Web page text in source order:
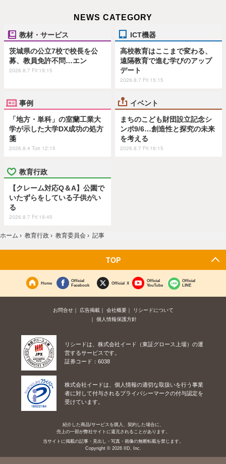
NEWS CATEGORY
教材・サービス
茨城県の公立7校で校長を公
募、教員免許不問…エン
2026.8.7 Fri 19:15
ICT機器
高校教育はここまで変わる、
遠隔教育で進む学びのアップ
デート
2026.8.7 Fri 15:15
事例
「地方・単科」の室蘭工業大
学が示した大学DX成功の処方
箋
2026.8.4 Tue 12:15
イベント
まちのこども財団設立記念シ
ンポ9/6…創造性と探究の未来
を考える
2026.8.7 Fri 16:15
教育行政
【クレーム対応Q＆A】公園で
いたずらをしている子供がい
る
2026.8.7 Fri 19:45
ホーム › 教育行政 › 教育委員会 › 記事
TOP
Home
Official
Facebook
Official X
Official
YouTube
Official
LINE
お問合せ 広告掲載 会社概要
リシードについて
個人情報保護方針
リシードは、株式会社イード（東証グロース上場）の運
営するサービスです。
証券コード：6038
株式会社イードは、個人情報の適切な取扱いを行う事業
者に対して付与されるプライバシーマークの付与認定を
受けています。
紹介した商品/サービスを購入、契約した場合に、
売上の一部が弊社サイトに還元されることがあります。
当サイトに掲載の記事・見出し・写真・画像の無断転載を禁じます。
Copyright © 2026 IID, Inc.